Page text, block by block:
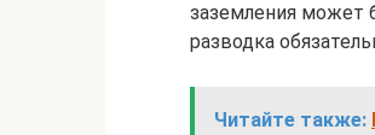
заземления может
разводка
Читайте также: